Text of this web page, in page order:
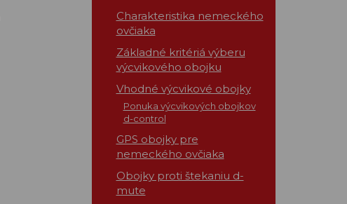
Charakteristika nemeckého
ovčiaka
Základné kritériá výberu
výcvikového obojku
Vhodné výcvikové obojky
Ponuka výcvikových obojkov
d-control
GPS obojky pre
nemeckého ovčiaka
Obojky proti štekaniu d-
mute